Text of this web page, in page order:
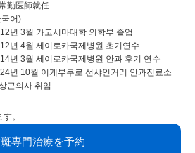
勤医師就任
국어)
년 3월 카고시마대학 의학부 졸업
년 4월 세이로카국제병원 초기연수
년 3월 세이로카국제병원 안과 후기 연수
년 10월 이케부쿠로 선샤인거리 안과진료소
근의사 취임
。
専門治療を予約